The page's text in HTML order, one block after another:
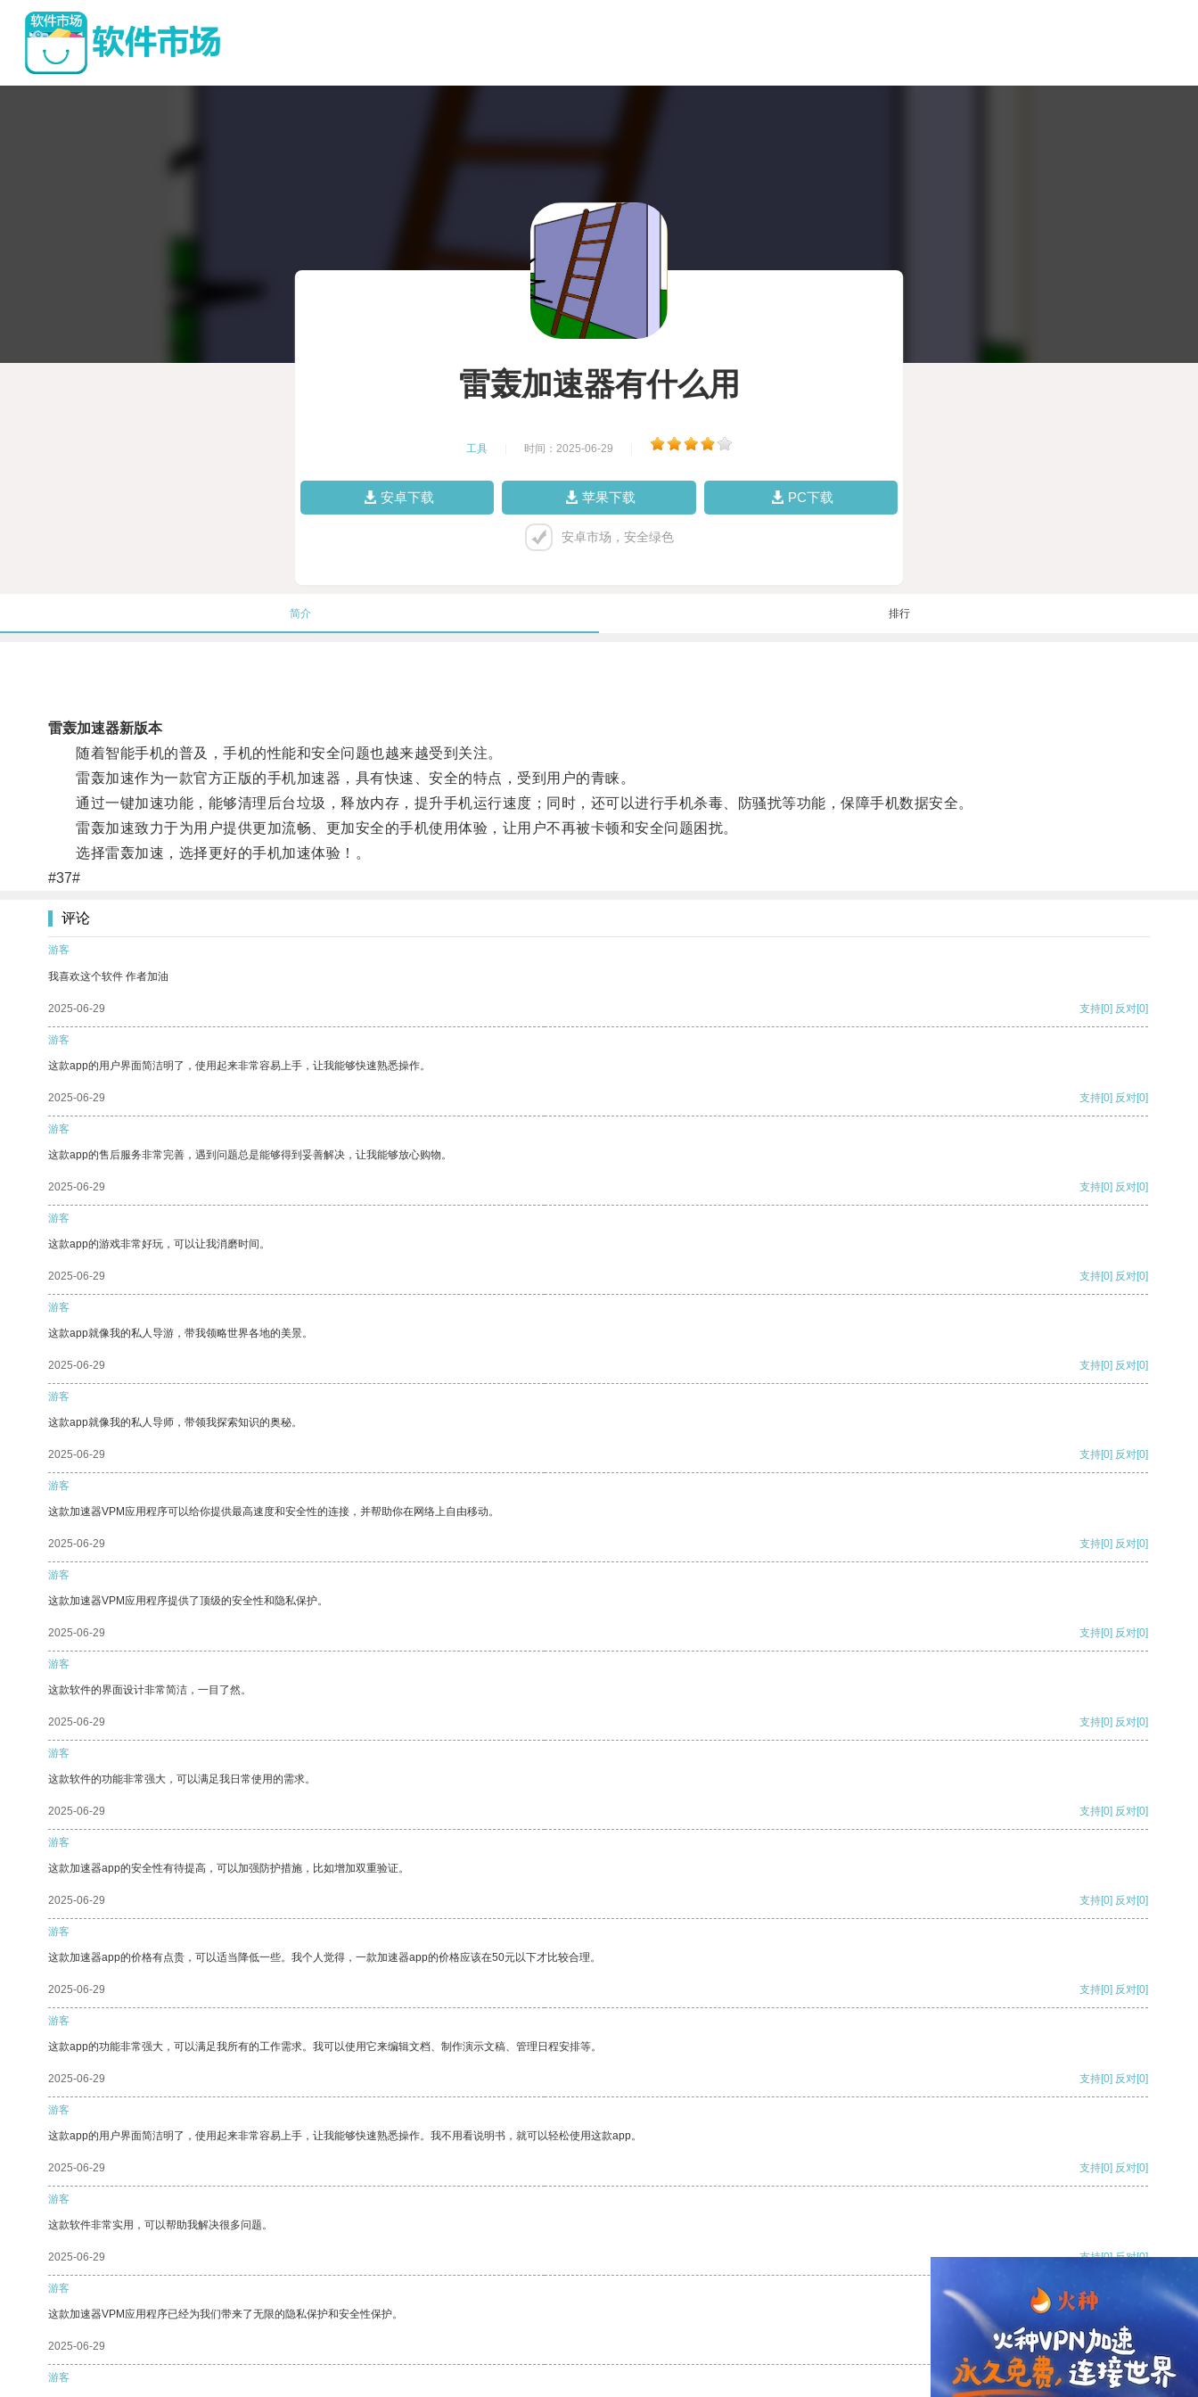
雷轰加速器有什么用
工具 时间：2025-06-29
安卓下载 苹果下载 PC下载
安卓市场，安全绿色
简介 排行
雷轰加速器新版本
随着智能手机的普及，手机的性能和安全问题也越来越受到关注。
雷轰加速作为一款官方正版的手机加速器，具有快速、安全的特点，受到用户的青睐。
通过一键加速功能，能够清理后台垃圾，释放内存，提升手机运行速度；同时，还可以进行手机杀毒、防骚扰等功能，保障手机数据安全。
雷轰加速致力于为用户提供更加流畅、更加安全的手机使用体验，让用户不再被卡顿和安全问题困扰。
选择雷轰加速，选择更好的手机加速体验！。
#37#
评论
游客
我喜欢这个软件 作者加油
2025-06-29 支持[0] 反对[0]
游客
这款app的用户界面简洁明了，使用起来非常容易上手，让我能够快速熟悉操作。
2025-06-29 支持[0] 反对[0]
游客
这款app的售后服务非常完善，遇到问题总是能够得到妥善解决，让我能够放心购物。
2025-06-29 支持[0] 反对[0]
游客
这款app的游戏非常好玩，可以让我消磨时间。
2025-06-29 支持[0] 反对[0]
游客
这款app就像我的私人导游，带我领略世界各地的美景。
2025-06-29 支持[0] 反对[0]
游客
这款app就像我的私人导师，带领我探索知识的奥秘。
2025-06-29 支持[0] 反对[0]
游客
这款加速器VPM应用程序可以给你提供最高速度和安全性的连接，并帮助你在网络上自由移动。
2025-06-29 支持[0] 反对[0]
游客
这款加速器VPM应用程序提供了顶级的安全性和隐私保护。
2025-06-29 支持[0] 反对[0]
游客
这款软件的界面设计非常简洁，一目了然。
2025-06-29 支持[0] 反对[0]
游客
这款软件的功能非常强大，可以满足我日常使用的需求。
2025-06-29 支持[0] 反对[0]
游客
这款加速器app的安全性有待提高，可以加强防护措施，比如增加双重验证。
2025-06-29 支持[0] 反对[0]
游客
这款加速器app的价格有点贵，可以适当降低一些。我个人觉得，一款加速器app的价格应该在50元以下才比较合理。
2025-06-29 支持[0] 反对[0]
游客
这款app的功能非常强大，可以满足我所有的工作需求。我可以使用它来编辑文档、制作演示文稿、管理日程安排等。
2025-06-29 支持[0] 反对[0]
游客
这款app的用户界面简洁明了，使用起来非常容易上手，让我能够快速熟悉操作。我不用看说明书，就可以轻松使用这款app。
2025-06-29 支持[0] 反对[0]
游客
这款软件非常实用，可以帮助我解决很多问题。
2025-06-29 支持[0] 反对[0]
游客
这款加速器VPM应用程序已经为我们带来了无限的隐私保护和安全性保护。
2025-06-29 支持[0] 反对
游客